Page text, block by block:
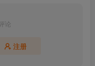
论
注册